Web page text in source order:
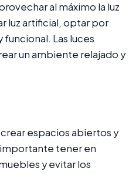
al máximo la luz
luz artificial, optar por
Las luces
un ambiente relajado y
espacios abiertos y
tener en
y evitar los